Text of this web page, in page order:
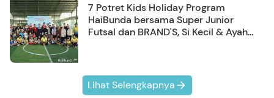
7 Potret Kids Holiday Program
HaiBunda bersama Super Junior
Futsal dan BRAND'S, Si Kecil & Ayah
Lihat Selengkapnya